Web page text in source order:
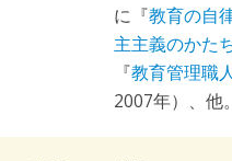
に『教育の自
主主義のかた
『教育管理職
2007年）、他。